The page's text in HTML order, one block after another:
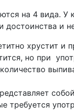
на 4 вида. У
достоинства и
хрустит и
но при
требуется